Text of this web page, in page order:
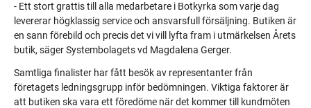
- Ett stort grattis till alla medarbetare i Botkyrka som varje dag
levererar högklassig service och ansvarsfull försäljning. Butiken är
en sann förebild och precis det vi vill lyfta fram i utmärkelsen Årets
butik, säger Systembolagets vd Magdalena Gerger.
Samtliga finalister har fått besök av representanter från
företagets ledningsgrupp inför bedömningen. Viktiga faktorer är
att butiken ska vara ett föredöme när det kommer till kundmöten